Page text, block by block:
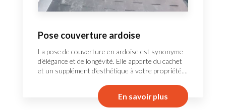
Pose couverture ardoise
La pose de couverture en ardoise est synonyme
d’élégance et de longévité. Elle apporte du cachet
et un supplément d’esthétique à votre propriété....
En savoir plus